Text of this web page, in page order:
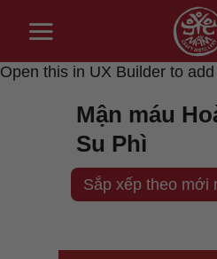
Open this in UX Builder to
Mận máu
Su Phì